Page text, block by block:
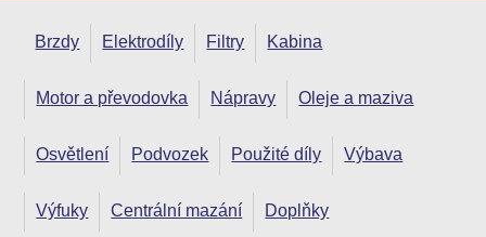
Brzdy Elektrodíly Filtry Kabina
Motor a převodovka Nápravy Oleje a maziva
Osvětlení Podvozek Použité díly Výbava
Výfuky Centrální mazání Doplňky